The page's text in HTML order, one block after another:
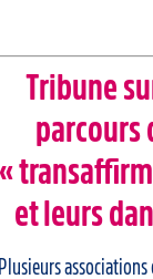
Tribune
parcours
«
et leurs
Plusieurs associations